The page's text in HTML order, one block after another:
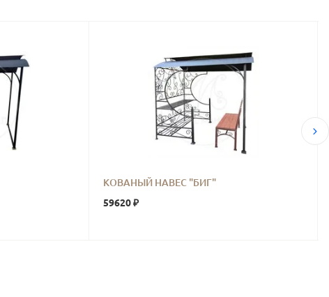
КОВАНЫЙ НАВЕС "БИГ"
59620 ₽